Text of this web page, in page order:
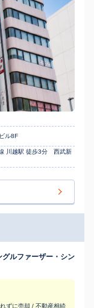
ル8F
川越駅 徒歩3分 西武新
グルファーザー・シン
ずに売却 / 不動産相続